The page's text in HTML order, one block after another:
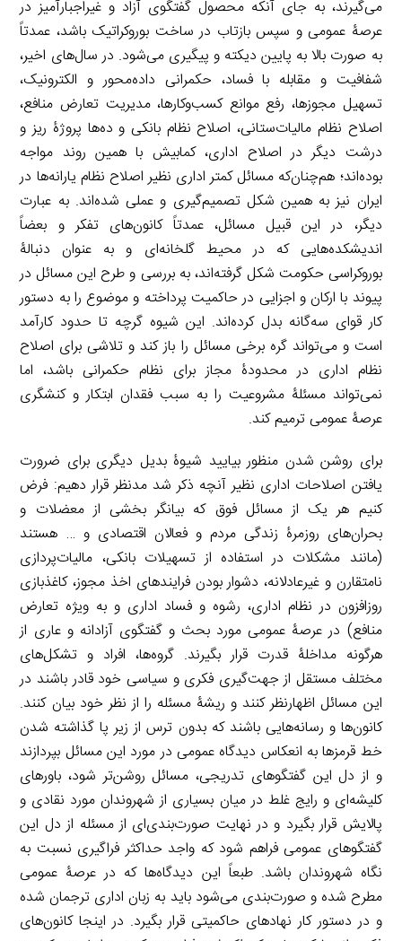
می‌گیرند، به جای آنکه محصول گفتگوی آزاد و غیراجبارآمیز در
عرصۀ عمومی و سپس بازتاب در ساخت بوروکراتیک باشد، عمدتاً
به صورت بالا به پایین دیکته و پیگیری می‌شود. در سال‌های اخیر،
شفافیت و مقابله با فساد، حکمرانی داده‌محور و الکترونیک،
تسهیل مجوزها، رفع موانع کسب‌وکارها، مدیریت تعارض منافع،
اصلاح نظام مالیات‌ستانی، اصلاح نظام بانکی و ده‌ها پروژۀ ریز و
درشت دیگر در اصلاح اداری، کمابیش با همین روند مواجه
بوده‌اند؛ هم‌چنان‌که مسائل کمتر اداری نظیر اصلاح نظام یارانه‌ها در
ایران نیز به همین شکل تصمیم‌گیری و عملی شده‌اند. به عبارت
دیگر، در این قبیل مسائل، عمدتاً کانون‌های تفکر و بعضاً
اندیشکده‌هایی که در محیط گلخانه‌ای و به عنوان دنبالۀ
بوروکراسی حکومت شکل گرفته‌اند، به بررسی و طرح این مسائل در
پیوند با ارکان و اجزایی در حاکمیت پرداخته و موضوع را به دستور
کار قوای سه‌گانه بدل کرده‌اند. این شیوه گرچه تا حدود کارآمد
است و می‌تواند گره برخی مسائل را باز کند و تلاشی برای اصلاح
نظام اداری در محدودۀ مجاز برای نظام حکمرانی باشد، اما
نمی‌تواند مسئلۀ مشروعیت را به سبب فقدان ابتکار و کنشگری
عرصۀ عمومی ترمیم کند.
برای روشن شدن منظور بیایید شیوۀ بدیل دیگری برای ضرورت
یافتن اصلاحات اداری نظیر آنچه ذکر شد مدنظر قرار دهیم: فرض
کنیم هر یک از مسائل فوق که بیانگر بخشی از معضلات و
بحران‌های روزمرۀ زندگی مردم و فعالان اقتصادی و … هستند
(مانند مشکلات در استفاده از تسهیلات بانکی، مالیات‌پردازی
نامتقارن و غیرعادلانه، دشوار بودن فرایندهای اخذ مجوز، کاغذبازی
روزافزون در نظام اداری، رشوه و فساد اداری و به ویژه تعارض
منافع) در عرصۀ عمومی مورد بحث و گفتگوی آزادانه و عاری از
هرگونه مداخلۀ قدرت قرار بگیرند. گروه‌ها، افراد و تشکل‌های
مختلف مستقل از جهت‌گیری فکری و سیاسی خود قادر باشند در
این مسائل اظهارنظر کنند و ریشۀ مسئله را از نظر خود بیان کنند.
کانون‌ها و رسانه‌هایی باشند که بدون ترس از زیر پا گذاشته شدن
خط قرمزها به انعکاس دیدگاه عمومی در مورد این مسائل بپردازند
و از دل این گفتگوهای تدریجی، مسائل روشن‌تر شود، باورهای
کلیشه‌ای و رایج غلط در میان بسیاری از شهروندان مورد نقادی و
پالایش قرار بگیرد و در نهایت صورت‌بندی‌ای از مسئله از دل این
گفتگوهای عمومی فراهم شود که واجد حداکثر فراگیری نسبت به
نگاه شهروندان باشد. طبعاً این دیدگاه‌ها که در عرصۀ عمومی
مطرح شده و صورت‌بندی می‌شود باید به زبان اداری ترجمان شده
و در دستور کار نهادهای حاکمیتی قرار بگیرد. در اینجا کانون‌های